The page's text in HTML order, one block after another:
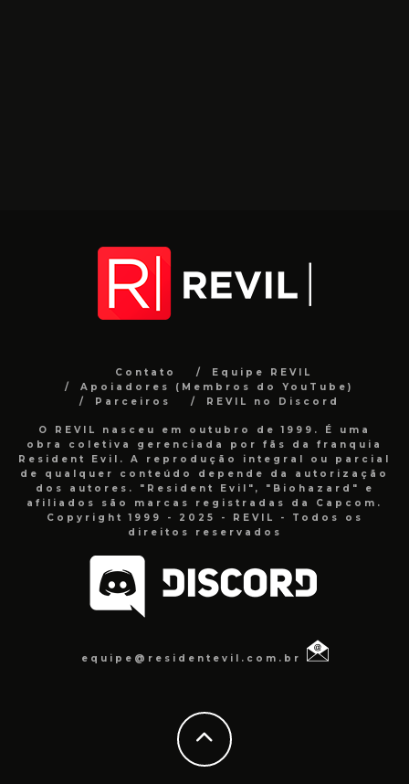
Contato
Equipe REVIL
Apoiadores (Membros do YouTube)
Parceiros
REVIL no Discord
O REVIL nasceu em outubro de 1999. É uma
obra coletiva gerenciada por fãs da franquia
Resident Evil. A reprodução integral ou parcial
de qualquer conteúdo depende da autorização
dos autores. "Resident Evil", "Biohazard" e
afiliados são marcas registradas da Capcom.
Copyright 1999 - 2025 - REVIL - Todos os
direitos reservados
equipe@residentevil.com.br